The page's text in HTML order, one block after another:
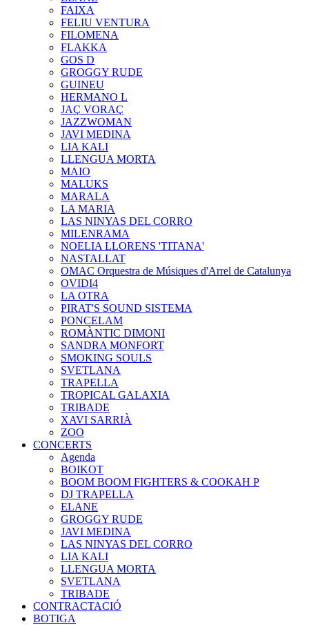
FAIXA
FELIU VENTURA
FILOMENA
FLAKKA
GOS D
GROGGY RUDE
GUINEU
HERMANO L
JAÇ VORAÇ
JAZZWOMAN
JAVI MEDINA
LIA KALI
LLENGUA MORTA
MAIO
MALUKS
MARALA
LA MARIA
LAS NINYAS DEL CORRO
MILENRAMA
NOELIA LLORENS 'TITANA'
NASTALLAT
OMAC Orquestra de Músiques d'Arrel de Catalunya
OVIDI4
LA OTRA
PIRAT'S SOUND SISTEMA
PONCELAM
ROMÀNTIC DIMONI
SANDRA MONFORT
SMOKING SOULS
SVETLANA
TRAPELLA
TROPICAL GALAXIA
TRIBADE
XAVI SARRIÀ
ZOO
CONCERTS
Agenda
BOIKOT
BOOM BOOM FIGHTERS & COOKAH P
DJ TRAPELLA
ELANE
GROGGY RUDE
JAVI MEDINA
LAS NINYAS DEL CORRO
LIA KALI
LLENGUA MORTA
SVETLANA
TRIBADE
CONTRACTACIÓ
BOTIGA